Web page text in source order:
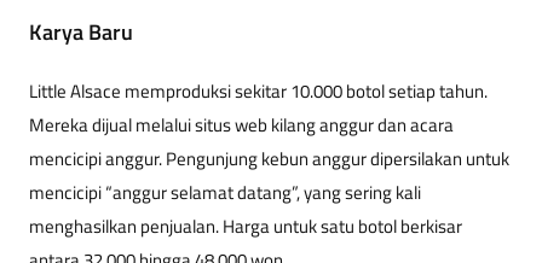
Karya Baru
Little Alsace memproduksi sekitar 10.000 botol setiap tahun.
Mereka dijual melalui situs web kilang anggur dan acara
mencicipi anggur. Pengunjung kebun anggur dipersilakan untuk
mencicipi “anggur selamat datang”, yang sering kali
menghasilkan penjualan. Harga untuk satu botol berkisar